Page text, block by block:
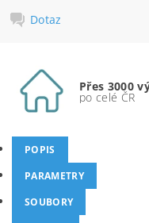
Dotaz
Přes 3000
po celé ČR
POPIS
PARAMETRY
SOUBORY